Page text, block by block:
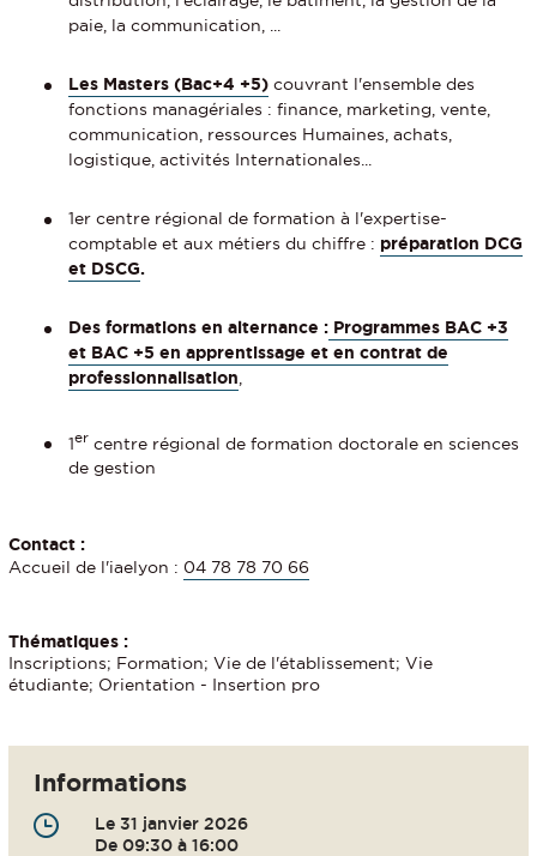
paie, la communication, ...
Les Masters (Bac+4 +5) couvrant l'ensemble des
fonctions managériales : finance, marketing, vente,
communication, ressources Humaines, achats,
logistique, activités Internationales...
1er centre régional de formation à l'expertise-
comptable et aux métiers du chiffre : préparation DCG
et DSCG.
Des formations en alternance : Programmes BAC +3
et BAC +5 en apprentissage et en contrat de
professionnalisation
1er centre régional de formation doctorale en sciences
de gestion
Contact :
Accueil de l'iaelyon : 04 78 78 70 66
Thématiques :
Inscriptions; Formation; Vie de l'établissement; Vie
étudiante; Orientation - Insertion pro
Informations
Le 31 janvier 2026
De 09:30 à 16:00